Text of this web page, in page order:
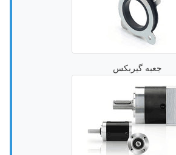
جعبه گیربکس